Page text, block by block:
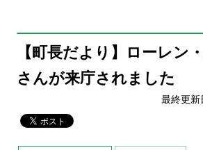
【町長だより】ローレン
さんが来庁されました
最終更